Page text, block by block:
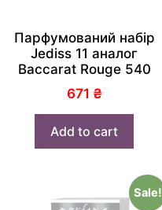
Парфумований набір
Jediss 11 аналог
Baccarat Rouge 540
671 ₴
Add to cart
Sale!